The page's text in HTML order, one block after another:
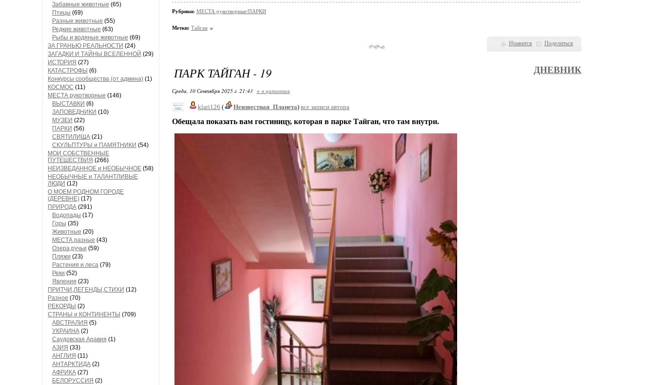
Забавные животные (65)
Птицы (69)
Разные животные (55)
Редкие животные (63)
Рыбы и водяные животные (69)
ЗА ГРАНЬЮ РЕАЛЬНОСТИ (24)
ЗАГАДКИ И ТАЙНЫ ВСЕЛЕННОЙ (29)
ИСТОРИЯ (27)
КАТАСТРОФЫ (6)
Конкурсы сообщества (от админа) (1)
КОСМОС (11)
МЕСТА рукотворные (146)
ВЫСТАВКИ (6)
ЗАПОВЕДНИКИ (10)
МУЗЕИ (22)
ПАРКИ (56)
СВЯТИЛИЩА (21)
СКУЛЬПТУРЫ и ПАМЯТНИКИ (54)
МОИ СОБСТВЕННЫЕ
ПУТЕШЕСТВИЯ (266)
НЕИЗВЕДАННОЕ и НЕОБЫЧНОЕ (58)
НЕОБЫЧНЫЕ и ТАЛАНТЛИВЫЕ
ЛЮДИ (12)
О МОЕМ РОДНОМ ГОРОДЕ
(ДЕРЕВНЕ) (17)
ПРИРОДА (291)
Водопады (17)
Горы (35)
Животные (20)
МЕСТА разные (43)
Озера,ручьи (59)
Пляжи (23)
Растения и леса (79)
Реки (52)
Явления (23)
ПРИТЧИ,ЛЕГЕНДЫ,СТИХИ (12)
Разное (70)
РЕКОРДЫ (2)
СТРАНЫ и КОНТИНЕНТЫ (709)
АВСТРАЛИЯ (5)
УКРАИНА (2)
Саудовская Аравия (1)
АЗИЯ (33)
АНГЛИЯ (11)
АНТАРКТИДА (2)
АФРИКА (27)
БЕЛОРУССИЯ (2)
Нравится Поделиться
Рубрики: МЕСТА рукотворные/ПАРКИ
Метки: Тайган
ПАРК ТАЙГАН - 19 ДНЕВНИК
Среда, 10 Сентября 2025 г. 21:43 + в цитатник
klari126 ( Неизвестная_Планета) все записи автора
Обещала показать вам гостиницу, которая в парке Тайган, что там внутри.